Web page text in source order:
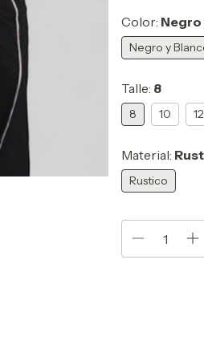
Color: Negro
Negro y
Talle: 8
8 10 12
Material:
Rustico